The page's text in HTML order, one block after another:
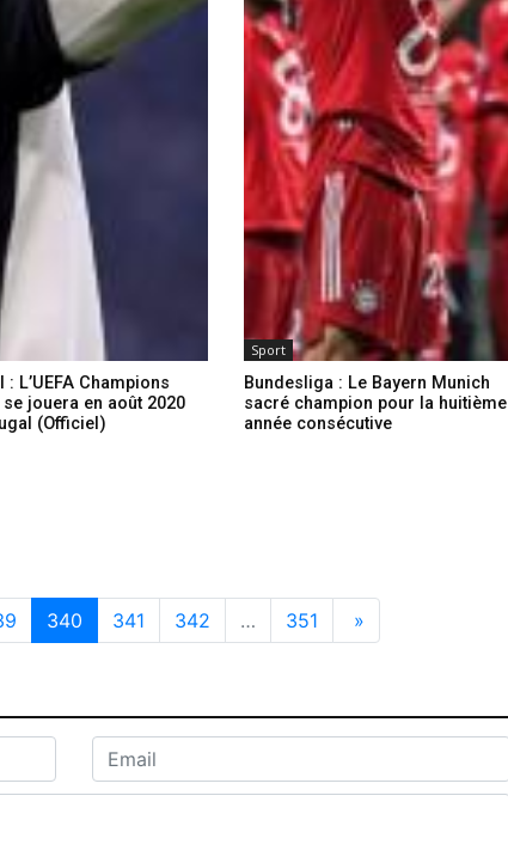
: L’UEFA Champions
se jouera en août 2020
(Officiel)
Sport
Bundesliga : Le Bayern Munich
sacré champion pour la huitième
année consécutive
340 341 342 … 351 »